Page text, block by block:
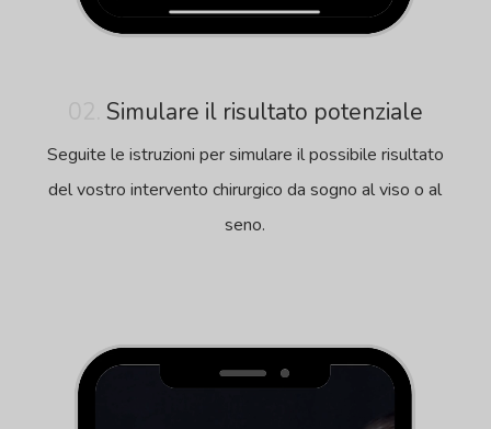
Simulare il risultato potenziale
Seguite le istruzioni per simulare il possibile risultato
del vostro intervento chirurgico da sogno al viso o al
seno.